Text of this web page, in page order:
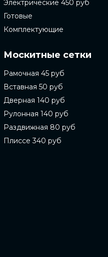
Электрические 450 руб
Готовые
Комплектующие
Москитные сетки
Рамочная 45 руб
Вставная 50 руб
Дверная 140 руб
Рулонная 140 руб
Раздвижная 80 руб
Плиссе 340 руб